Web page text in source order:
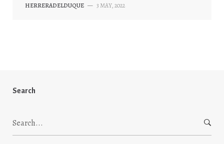
HERRERADELDUQUE — 3 MAY, 2022
Search
Search
for: